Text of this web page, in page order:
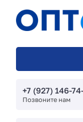
+7 (927) 146-
Позвоните нам